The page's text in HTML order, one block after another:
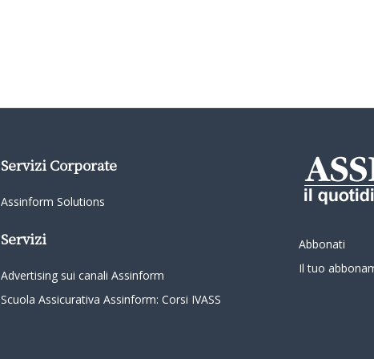
Servizi Corporate
Assinform Solutions
Servizi
Advertising sui canali Assinform
Scuola Assicurativa Assinform: Corsi IVASS
Abbonati
Il tuo